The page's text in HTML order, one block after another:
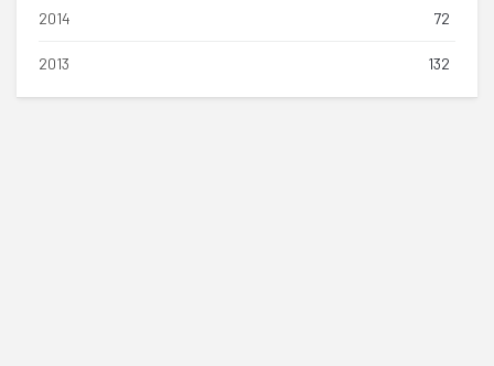
2014 72
2013 132